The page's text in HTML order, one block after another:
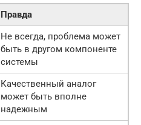
Правда
Не всегда, проблема может
быть в другом компоненте
системы
Качественный аналог
может быть вполне
надежным